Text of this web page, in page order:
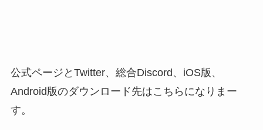
公式ページとTwitter、総合Discord、iOS版、
Android版のダウンロード先はこちらになりまー
す。